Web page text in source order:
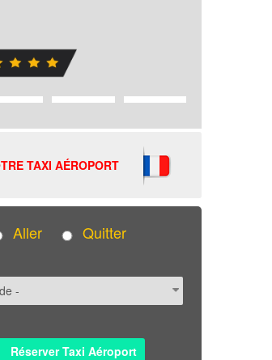
TAXI AÉROPORT
Aller Quitter
Réserver Taxi Aéroport